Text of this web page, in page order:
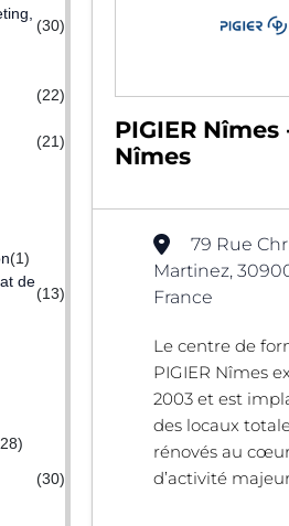
(30)
(22)
(21)
(1)
de
(13)
(30)
PIGIER Nîmes
Nîmes
79 Rue
Martinez,
France
Le centre de
PIGIER Nîmes
2003 et est
des locaux
rénovés au
d’activité